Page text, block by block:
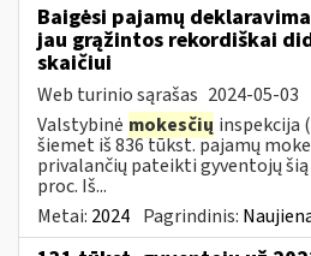
Baigėsi pajamų
jau grąžintos rekordiškai
skaičiui
Web turinio sąrašas 2024-05-03
Valstybinė mokesčių inspekcija
šiemet iš 836 tūkst. pajamų
privalančių pateikti gyventojų
proc. Iš...
Metai: 2024 Pagrindinis: